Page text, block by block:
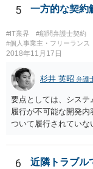
しょう。
5 一方的な契約
#IT業界 #顧問弁護士契約
#個人事業主・フリーランス
2018年11月17日
杉井 英昭 弁護
要点としては、システ
履行が不可能な開発
ついて履行されてい
いうご質問であると
一方的に契約不履行
6
近隣トラブル